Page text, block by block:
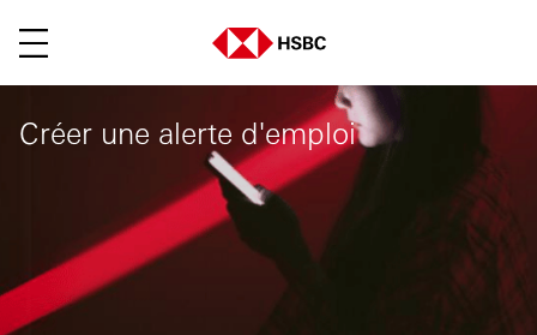
Créer une alerte d'emploi